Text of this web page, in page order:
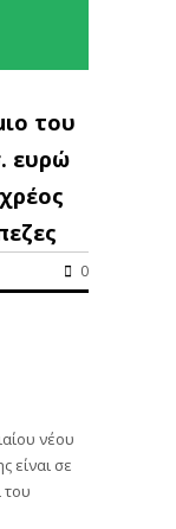
του
ευρώ
0
νέου
είναι σε
του